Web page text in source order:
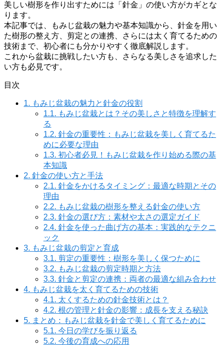
美しい樹形を作り出すためには「針金」の使い方がカギとな
ります。
本記事では、もみじ盆栽の魅力や基本知識から、針金を用い
た樹形の整え方、剪定との連携、さらには太く育てるための
技術まで、初心者にも分かりやすく徹底解説します。
これから盆栽に挑戦したい方も、さらなる美しさを追求した
い方も必見です。
目次
1. もみじ盆栽の魅力と針金の役割
1.1. もみじ盆栽とは？その美しさと特徴を理解す
る
1.2. 針金の重要性：もみじ盆栽を美しく育てるた
めに必要な理由
1.3. 初心者必見！もみじ盆栽を作り始める際の基
本知識
2. 針金の使い方と手法
2.1. 針金をかけるタイミング：最適な時期とその
理由
2.2. もみじ盆栽の樹形を整える針金の使い方
2.3. 針金の選び方：素材や太さの選定ガイド
2.4. 針金を使った曲げ方の基本：実践的なテクニ
ック
3. もみじ盆栽の剪定と育成
3.1. 剪定の重要性：樹形を美しく保つために
3.2. もみじ盆栽の剪定時期と方法
3.3. 針金と剪定の連携：両者の最適な組み合わせ
4. もみじ盆栽を太く育てるための技術
4.1. 太くするための針金技術とは？
4.2. 根の管理と針金の影響：成長を支える秘訣
5. まとめ：もみじ盆栽を針金で美しく育てるために
5.1. 今日の学びを振り返る
5.2. 今後の育成への応用